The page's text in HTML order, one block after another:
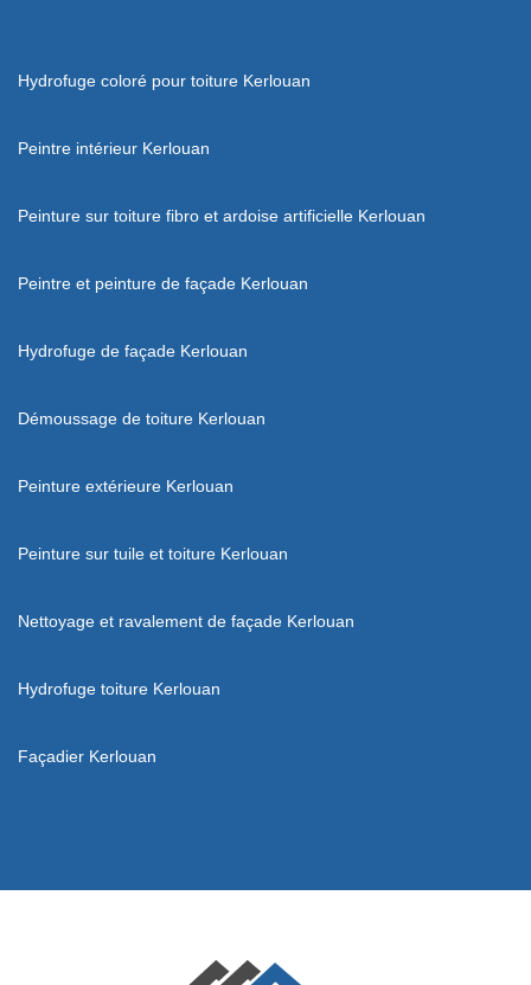
Hydrofuge coloré pour toiture Kerlouan
Peintre intérieur Kerlouan
Peinture sur toiture fibro et ardoise artificielle Kerlouan
Peintre et peinture de façade Kerlouan
Hydrofuge de façade Kerlouan
Démoussage de toiture Kerlouan
Peinture extérieure Kerlouan
Peinture sur tuile et toiture Kerlouan
Nettoyage et ravalement de façade Kerlouan
Hydrofuge toiture Kerlouan
Façadier Kerlouan